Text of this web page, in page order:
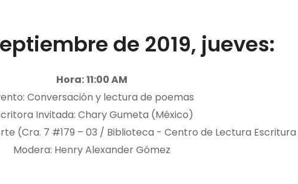
de 2019, jueves:
Hora:11:00 AM
Conversación y lectura de poemas
Invitada: Chary Gumeta (México)
(Cra. 7 #179 – 03 / Biblioteca - Centro de Lectura
Modera: Henry Alexander Gómez